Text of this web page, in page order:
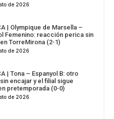
de 2026
| Olympique de Marsella –
Femenino: reacción perica sin
TorreMirona (2-1)
de 2026
| Tona – Espanyol B: otro
encajar y el filial sigue
pretemporada (0-0)
de 2026